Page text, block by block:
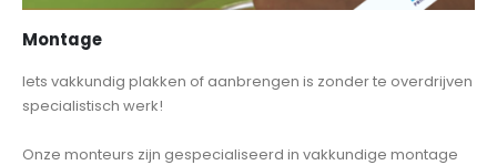
Montage
Iets vakkundig plakken of aanbrengen is zonder te overdrijven
specialistisch werk!
Onze monteurs zijn gespecialiseerd in vakkundige montage